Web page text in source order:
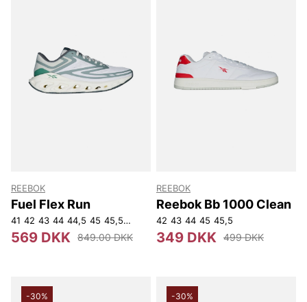
REEBOK
Fuel Flex Run
41 42 43 44 44,5 45 45,5 47
569 DKK 849.00 DKK
REEBOK
Reebok Bb 1000 Clean
42 43 44 45 45,5
349 DKK 499 DKK
-30% -30%